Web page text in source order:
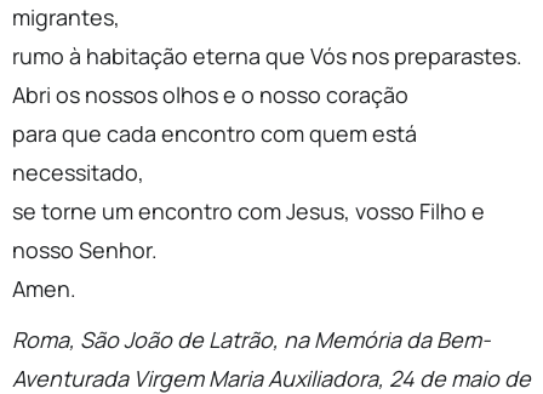
migrantes,
rumo à habitação eterna que Vós nos preparastes.
Abri os nossos olhos e o nosso coração
para que cada encontro com quem está
necessitado,
se torne um encontro com Jesus, vosso Filho e
nosso Senhor.
Amen.
Roma, São João de Latrão, na Memória da Bem-
Aventurada Virgem Maria Auxiliadora, 24 de maio de